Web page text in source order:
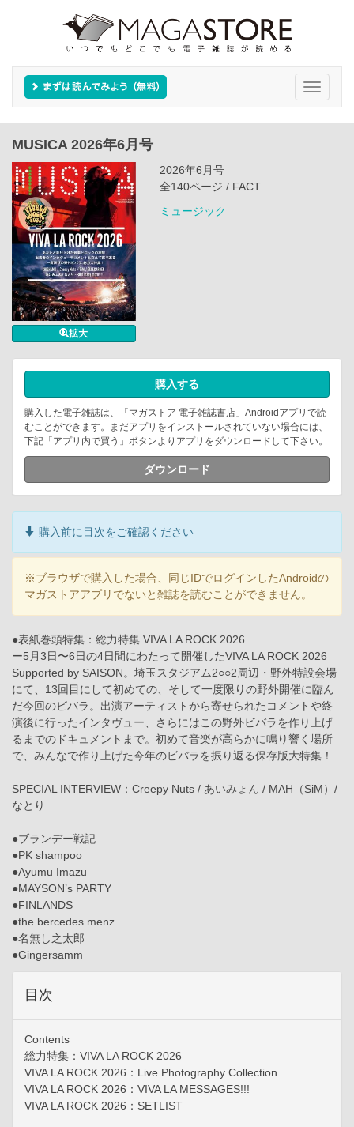
Toggle
MUSICA 2026年6月号
拡大
2026年6月号
全140ページ / FACT
ミュージック
購入する
購入した電子雑誌は、「マガストア 電子雑誌書店」Androidアプリで読
むことができます。まだアプリをインストールされていない場合には、
下記「アプリ内で買う」ボタンよりアプリをダウンロードして下さい。
ダウンロード
購入前に目次をご確認ください
※ブラウザで購入した場合、同じIDでログインしたAndroidの
マガストアアプリでないと雑誌を読むことができません。
●表紙巻頭特集：総力特集 VIVA LA ROCK 2026
ー5月3日〜6日の4日間にわたって開催したVIVA LA ROCK 2026
Supported by SAISON。埼玉スタジアム2○○2周辺・野外特設会場
にて、13回目にして初めての、そして一度限りの野外開催に臨ん
だ今回のビバラ。出演アーティストから寄せられたコメントや終
演後に行ったインタヴュー、さらにはこの野外ビバラを作り上げ
るまでのドキュメントまで。初めて音楽が高らかに鳴り響く場所
で、みんなで作り上げた今年のビバラを振り返る保存版大特集！
SPECIAL INTERVIEW：Creepy Nuts / あいみょん / MAH（SiM）/
なとり
●ブランデー戦記
●PK shampoo
●Ayumu Imazu
●MAYSON’s PARTY
●FINLANDS
●the bercedes menz
●名無し之太郎
●Gingersamm
目次
Contents
総力特集：VIVA LA ROCK 2026
VIVA LA ROCK 2026：Live Photography Collection
VIVA LA ROCK 2026：VIVA LA MESSAGES!!!
VIVA LA ROCK 2026：SETLIST